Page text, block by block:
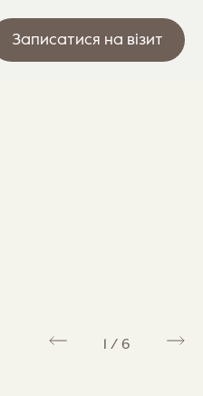
Записатися на візит
/ 6